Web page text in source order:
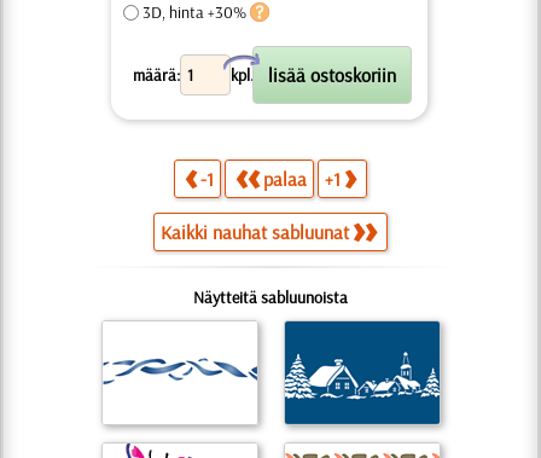
3D, hinta +30%
määrä: kpl.
X
-1 palaa +1
Kaikki nauhat sabluunat
Näytteitä sabluunoista